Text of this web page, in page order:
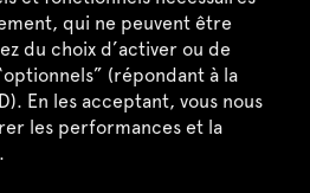
qui ne peuvent être
du choix d’activer ou de
(répondant à la
En les acceptant, vous nous
les performances et la